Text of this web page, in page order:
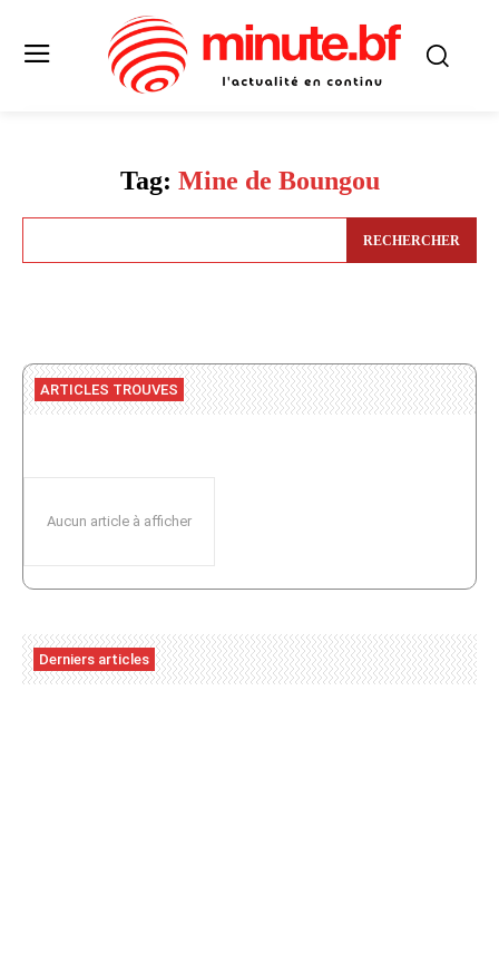
Tag: Mine de Boungou
RECHERCHER
ARTICLES TROUVES
Aucun article à afficher
Derniers articles